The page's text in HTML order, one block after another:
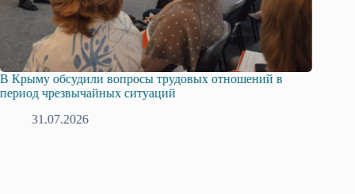
В Крыму обсудили вопросы трудовых отношений в
период чрезвычайных ситуаций
31.07.2026